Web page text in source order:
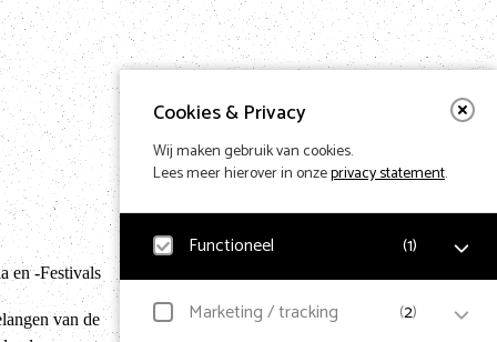
Cookies & Privacy
Wij maken gebruik van cookies.
Lees meer hierover in onzeprivacy statement.
Functioneel (1)
Noodzakelijk
Marketing / tracking (2)
en -Festivals
van de
Terug naar